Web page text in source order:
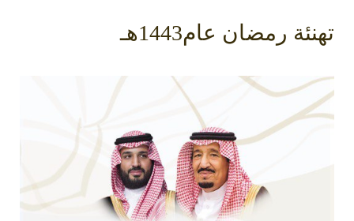
تهنئة رمضان عام1443هـ